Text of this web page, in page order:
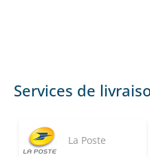
Services de
La Poste